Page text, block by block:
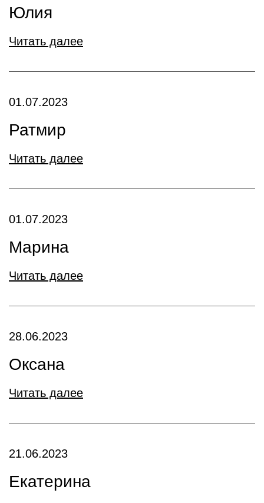
Юлия
Читать далее
01.07.2023
Ратмир
Читать далее
01.07.2023
Марина
Читать далее
28.06.2023
Оксана
Читать далее
21.06.2023
Екатерина